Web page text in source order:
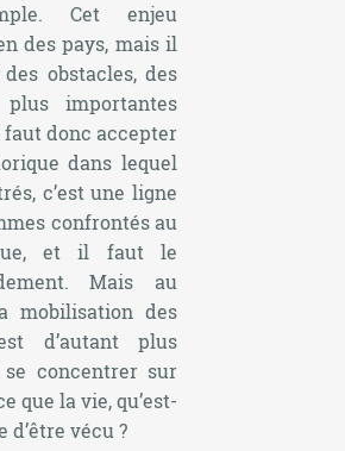
Cet enjeu
des pays, mais il
obstacles, des
importantes
faut donc accepter
dans lequel
c’est une ligne
confrontés au
et il faut le
Mais au
mobilisation des
d’autant plus
concentrer sur
que la vie, qu’est-
d’être vécu ?